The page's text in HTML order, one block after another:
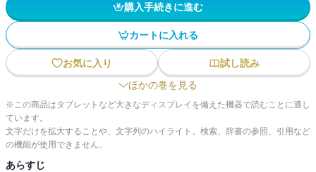
購入手続きに進む
カートに入れる
お気に入り
試し読み
ほかの巻を見る
※この商品はタブレットなど大きなディスプレイを備えた機器で読むことに適し
ています。
文字だけを拡大することや、文字列のハイライト、検索、辞書の参照、引用など
の機能が使用できません。
あらすじ